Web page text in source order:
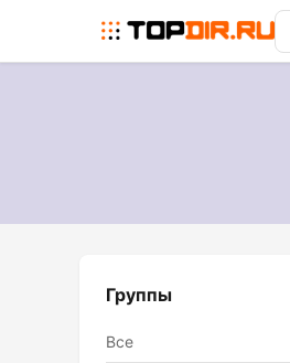
Группы
Все